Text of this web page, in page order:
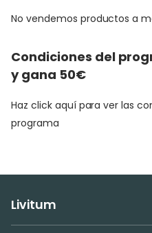
No vendemos productos a
Condiciones del
y gana 50€
Haz click aquí para ver las
programa
Livitum